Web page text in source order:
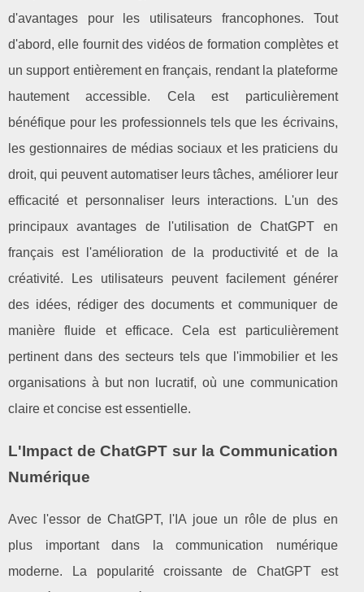
d'avantages pour les utilisateurs francophones. Tout
d'abord, elle fournit des vidéos de formation complètes et
un support entièrement en français, rendant la plateforme
hautement accessible. Cela est particulièrement
bénéfique pour les professionnels tels que les écrivains,
les gestionnaires de médias sociaux et les praticiens du
droit, qui peuvent automatiser leurs tâches, améliorer leur
efficacité et personnaliser leurs interactions. L'un des
principaux avantages de l'utilisation de ChatGPT en
français est l'amélioration de la productivité et de la
créativité. Les utilisateurs peuvent facilement générer
des idées, rédiger des documents et communiquer de
manière fluide et efficace. Cela est particulièrement
pertinent dans des secteurs tels que l'immobilier et les
organisations à but non lucratif, où une communication
claire et concise est essentielle.
L'Impact de ChatGPT sur la Communication
Numérique
Avec l'essor de ChatGPT, l'IA joue un rôle de plus en
plus important dans la communication numérique
moderne. La popularité croissante de ChatGPT est